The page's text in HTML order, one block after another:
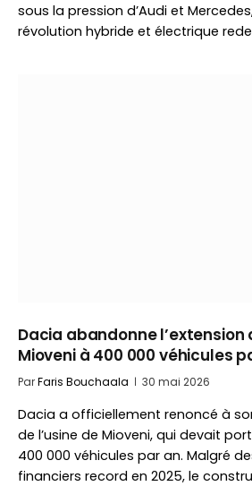
sous la pression d’Audi et
révolution hybride et électrique
Dacia abandonne l’extension
Mioveni à 400 000 véhicules
ParFaris Bouchaala 30 mai 2026
Dacia a officiellement renoncé à
de l’usine de Mioveni, qui devait
400 000 véhicules par an. Malgré
financiers record en 2025, le